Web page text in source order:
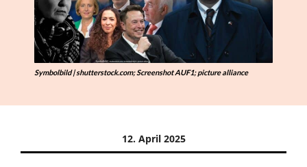
Symbolbild | shutterstock.com; Screenshot AUF1; picture alliance
12. April 2025